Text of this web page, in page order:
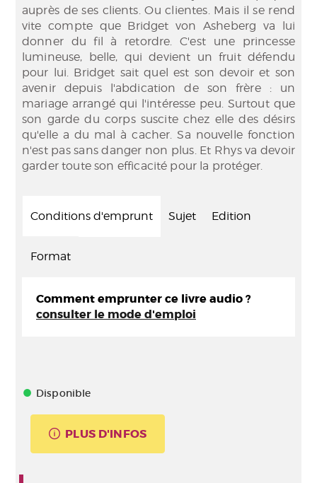
auprès de ses clients. Ou clientes. Mais il se rend
vite compte que Bridget von Asheberg va lui
donner du fil à retordre. C'est une princesse
lumineuse, belle, qui devient un fruit défendu
pour lui. Bridget sait quel est son devoir et son
avenir depuis l'abdication de son frère : un
mariage arrangé qui l'intéresse peu. Surtout que
son garde du corps suscite chez elle des désirs
qu'elle a du mal à cacher. Sa nouvelle fonction
n'est pas sans danger non plus. Et Rhys va devoir
garder toute son efficacité pour la protéger.
Conditions d'emprunt Sujet Edition
Format
Comment emprunter ce livre audio ?
consulter le mode d'emploi
Disponible
PLUS D'INFOS